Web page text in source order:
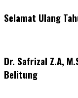
Selamat Ulang
Dr. Safrizal Z.A,
Belitung